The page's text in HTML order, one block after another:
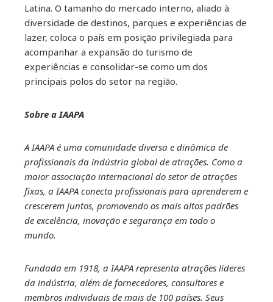
Latina. O tamanho do mercado interno, aliado à
diversidade de destinos, parques e experiências de
lazer, coloca o país em posição privilegiada para
acompanhar a expansão do turismo de
experiências e consolidar-se como um dos
principais polos do setor na região.
Sobre a IAAPA
A IAAPA é uma comunidade diversa e dinâmica de
profissionais da indústria global de atrações. Como a
maior associação internacional do setor de atrações
fixas, a IAAPA conecta profissionais para aprenderem e
crescerem juntos, promovendo os mais altos padrões
de excelência, inovação e segurança em todo o
mundo.
Fundada em 1918, a IAAPA representa atrações líderes
da indústria, além de fornecedores, consultores e
membros individuais de mais de 100 países. Seus